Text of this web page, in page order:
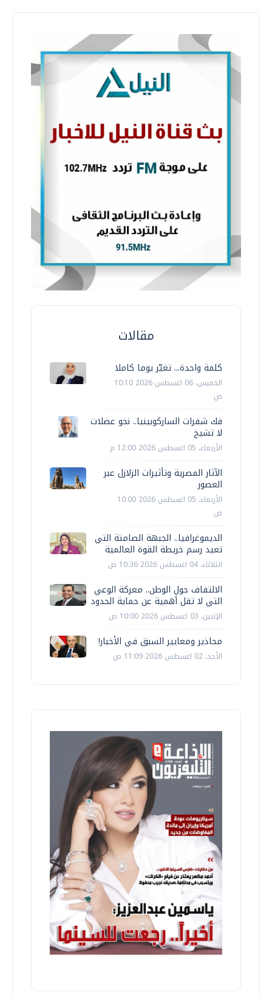
مقالات
كلمة واحدة... تغيّر يوما كاملا
الخميس، 06 اغسطس 2026 10:10
ص
فك شفرات الساركوبينيا.. نحو عضلات
لا تشيخ
الأربعاء، 05 اغسطس 2026 12:00 م
الآثار المصرية وتأثيرات الزلازل عبر
العصور
الأربعاء، 05 اغسطس 2026 10:00
ص
الديموغرافيا.. الجبهة الصامتة التي
تعيد رسم خريطة القوة العالمية
الثلاثاء، 04 اغسطس 2026 10:36 ص
الالتفاف حول الوطن.. معركة الوعي
التي لا تقل أهمية عن حماية الحدود
الإثنين، 03 اغسطس 2026 10:00 ص
محاذير ومعايير السبق في الأخبار!
الأحد، 02 اغسطس 2026 11:09 ص